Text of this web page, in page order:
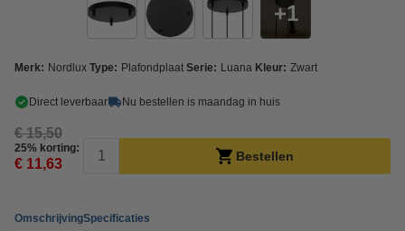
1
Merk: Nordlux Type: Plafondplaat Serie: Luana Kleur: Zwart
Direct leverbaar Nu bestellen is maandag in huis
€ 15,50
25% korting:
€ 11,63 Bestellen
OmschrijvingSpecificaties